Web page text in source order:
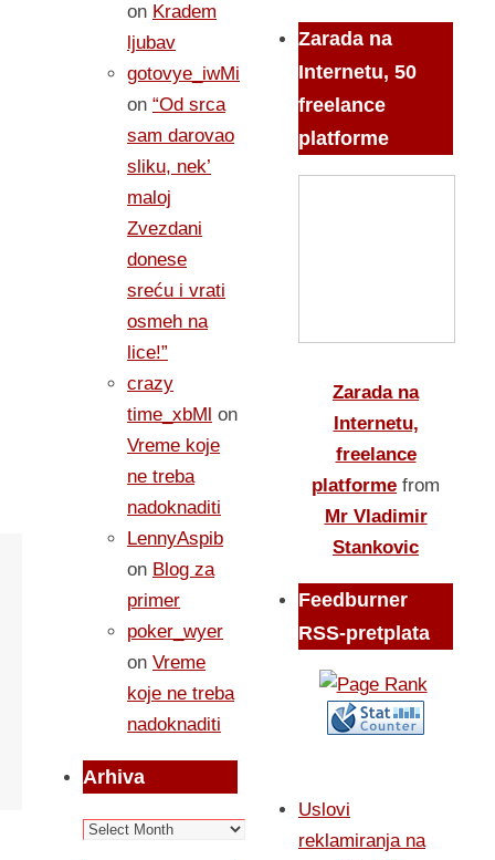
on Kradem
ljubav
gotovye_iwMi
on “Od srca
sam darovao
sliku, nek’
maloj
Zvezdani
donese
sreću i vrati
osmeh na
lice!”
crazy
time_xbMl on
Vreme koje
ne treba
nadoknaditi
LennyAspib
on Blog za
primer
poker_wyer
on Vreme
koje ne treba
nadoknaditi
Arhiva
Arhiva
Zarada na
Internetu, 50
freelance
platforme
Zarada na
Internetu,
freelance
platforme from
Mr Vladimir
Stankovic
Feedburner
RSS-pretplata
Uslovi
reklamiranja na